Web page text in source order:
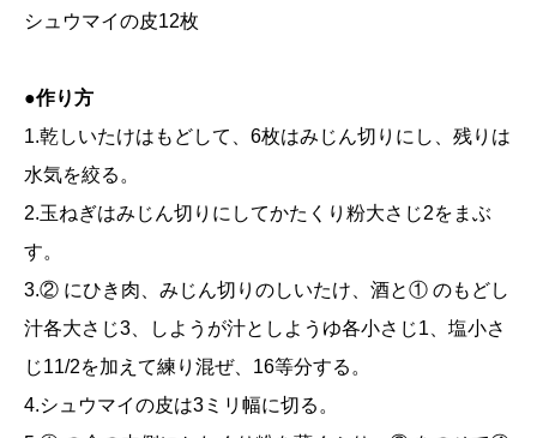
シュウマイの皮12枚
●作り方
1.乾しいたけはもどして、6枚はみじん切りにし、残りは
水気を絞る。
2.玉ねぎはみじん切りにしてかたくり粉大さじ2をまぶ
す。
3.② にひき肉、みじん切りのしいたけ、酒と① のもどし
汁各大さじ3、しようが汁としようゆ各小さじ1、塩小さ
じ11/2を加えて練り混ぜ、16等分する。
4.シュウマイの皮は3ミリ幅に切る。